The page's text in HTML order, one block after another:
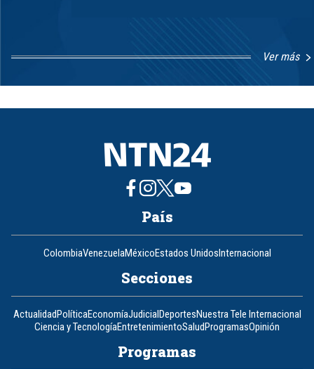
Ver más
1
8
País
ColombiaVenezuelaMéxicoEstados UnidosInternacional
Secciones
ActualidadPolíticaEconomíaJudicialDeportesNuestra Tele Internacional
Ciencia y TecnologíaEntretenimientoSaludProgramasOpinión
Programas